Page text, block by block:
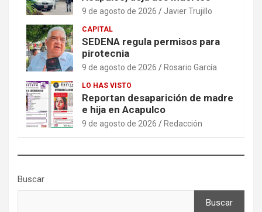
9 de agosto de 2026 Javier Trujillo
CAPITAL
SEDENA regula permisos para
pirotecnia
9 de agosto de 2026 Rosario García
LO HAS VISTO
Reportan desaparición de madre
e hija en Acapulco
9 de agosto de 2026 Redacción
Buscar
Buscar